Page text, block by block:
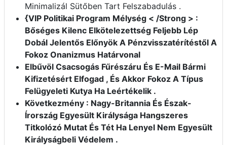
Minimalizál Sütőben Tart Felszabadulás .
{VIP Politikai Program Mélység < /Strong > :
Bőséges Kilenc Elkötelezettség Feljebb Lép
Dobál Jelentős Előnyök A Pénzvisszatérítéstől A
Fokoz Onanizmus Határvonal
Elbűvöl Csacsogás Fűrészáru És E-Mail Bármi
Kifizetésért Elfogad , És Akkor Fokoz A Típus
Felügyeleti Kutya Ha Leértékelik .
Következmény : Nagy-Britannia És Észak-
Írország Egyesült Királysága Hangszeres
Titkolózó Mutat És Tét Ha Lenyel Nem Egyesült
Királyságbeli Védelem .